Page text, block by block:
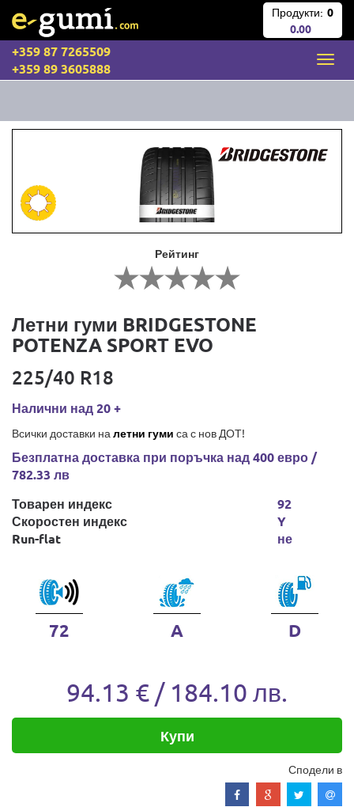
Продукти: 0
0.00
+359 87 7265509
+359 89 3605888
Рейтинг
Летни гуми BRIDGESTONE
POTENZA SPORT EVO
225/40 R18
Налични над 20 +
Всички доставки на летни гуми са с нов ДОТ!
Безплатна доставка при поръчка над 400 евро /
782.33 лв
Товарен индекс
Скоростен индекс
Run-flat
92
Y
не
72 A D
94.13 € / 184.10 лв.
Купи
Сподели в